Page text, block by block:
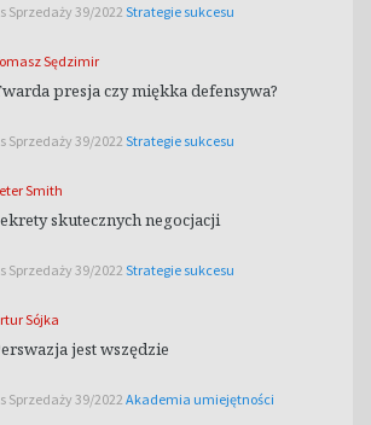
Sprzedaży 39/2022 Strategie sukcesu
Sędzimir
presja czy miękka defensywa?
Sprzedaży 39/2022 Strategie sukcesu
Smith
skutecznych negocjacji
Sprzedaży 39/2022 Strategie sukcesu
Sójka
jest wszędzie
Sprzedaży 39/2022 Akademia umiejętności